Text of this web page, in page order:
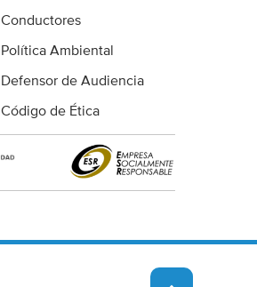
Conductores
Política Ambiental
Defensor de Audiencia
Código de Ética